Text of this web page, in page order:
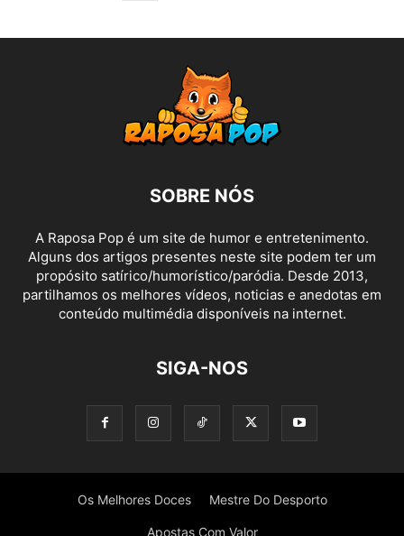
SOBRE NÓS
A Raposa Pop é um site de humor e entretenimento.
Alguns dos artigos presentes neste site podem ter um
propósito satírico/humorístico/paródia. Desde 2013,
partilhamos os melhores vídeos, noticias e anedotas em
conteúdo multimédia disponíveis na internet.
SIGA-NOS
Os Melhores Doces Mestre Do Desporto
Apostas Com Valor